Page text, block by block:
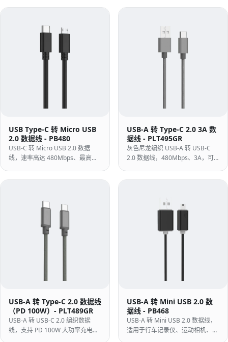
到仅 USB-C 的笔记本电脑，无需
备的数据传输与供电。
USB Type-C 转 Micro USB
2.0 数据线 - PB480
USB-C 转 Micro USB 2.0 数据
线，速率高达 480Mbps、最高
电和同步。
USB-A 转 Type-C 2.0 3A 数
据线 - PLT495GR
灰色尼龙编织 USB-A 转 USB-C
2.0 数据线，480Mbps、3A，可
电。
USB-A 转 Type-C 2.0 数据线
（PD 100W）- PLT489GR
USB-A 转 USB-C 2.0 编织数据
线，支持 PD 100W 大功率充电与
USB-A 转 Mini USB 2.0 数
据线 - PB468
USB-A 转 Mini USB 2.0 数据线，
适用于行车记录仪、运动相机、老